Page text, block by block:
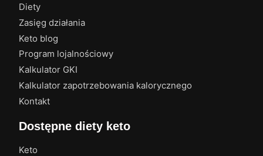
Diety
Zasięg działania
Keto blog
Program lojalnościowy
Kalkulator GKI
Kalkulator zapotrzebowania kalorycznego
Kontakt
Dostępne diety keto
Keto